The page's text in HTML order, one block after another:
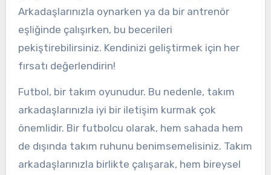
Arkadaşlarınızla oynarken ya da bir antrenör
eşliğinde çalışırken, bu becerileri
pekiştirebilirsiniz. Kendinizi geliştirmek için her
fırsatı değerlendirin!
Futbol, bir takım oyunudur. Bu nedenle, takım
arkadaşlarınızla iyi bir iletişim kurmak çok
önemlidir. Bir futbolcu olarak, hem sahada hem
de dışında takım ruhunu benimsemelisiniz. Takım
arkadaşlarınızla birlikte çalışarak, hem bireysel